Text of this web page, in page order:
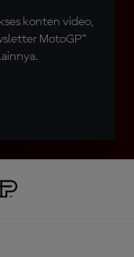
konten video,
MotoGP™